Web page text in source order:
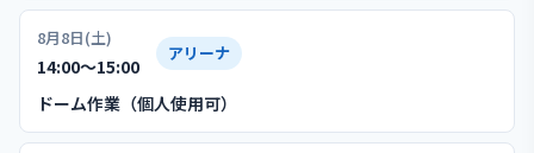
8月8日(土)
14:00〜15:00
アリーナ
ドーム作業（個人使用可）